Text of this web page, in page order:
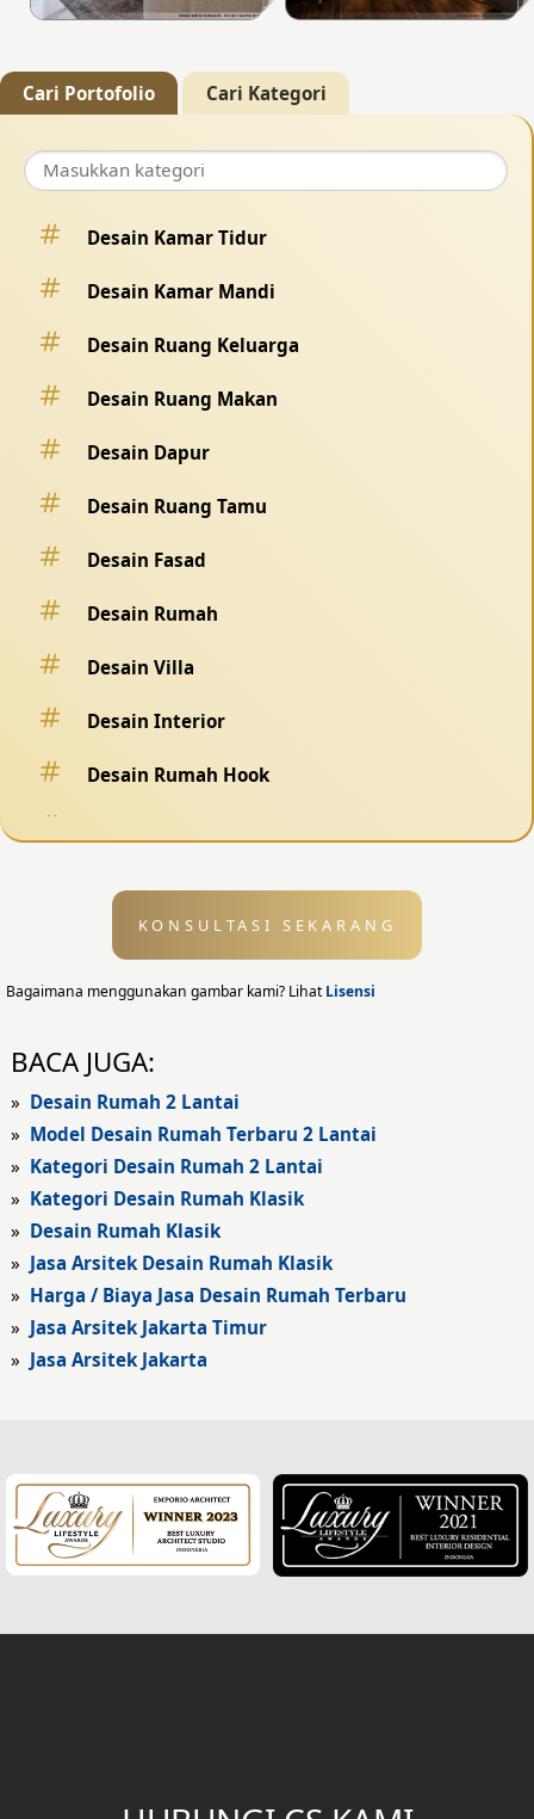
Cari Portofolio Cari Kategori
Desain Kamar Tidur
Desain Kamar Mandi
Desain Ruang Keluarga
Desain Ruang Makan
Desain Dapur
Desain Ruang Tamu
Desain Fasad
Desain Rumah
Desain Villa
Desain Interior
Desain Rumah Hook
Desain Eksterior
Desain Eksterior Rumah
Desain Rumah Modern
Fasad Rumah Modern
Fasad Kantor
Fasad Hotel
Fasad Rumah Klasik
Desain Rumah Mediteran
Fasad Rumah Mediteran
Desain Rumah Villa Bali
Desain Ruang Multifungsi
KONSULTASI SEKARANG
Bagaimana menggunakan gambar kami? LihatLisensi
BACA JUGA:
» Desain Rumah 2 Lantai
» Model Desain Rumah Terbaru 2 Lantai
» Kategori Desain Rumah 2 Lantai
» Kategori Desain Rumah Klasik
» Desain Rumah Klasik
» Jasa Arsitek Desain Rumah Klasik
» Harga / Biaya Jasa Desain Rumah Terbaru
» Jasa Arsitek Jakarta Timur
» Jasa Arsitek Jakarta